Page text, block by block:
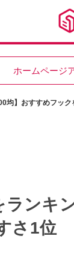
ホームページ
均】おすすめフッ
ランキ
さ1位